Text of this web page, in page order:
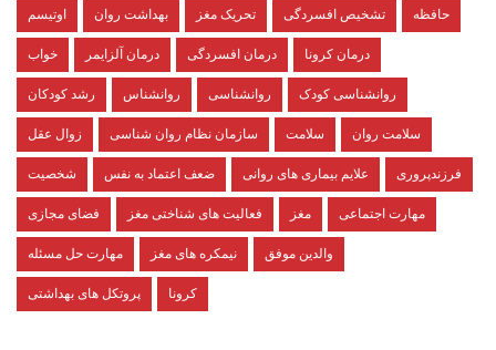
اوتیسم بهداشت روان تحریک مغز تشخیص افسردگی حافظه
خواب درمان آلزایمر درمان افسردگی درمان کرونا
رشد کودکان روانشناس روانشناسی روانشناسی کودک
زوال عقل سازمان نظام روان شناسی سلامت سلامت روان
شخصیت ضعف اعتماد به نفس علایم بیماری های روانی فرزندپروری
فضای مجازی فعالیت های شناختی مغز مغز مهارت اجتماعی
مهارت حل مسئله نیمکره های مغز والدین موفق
پروتکل های بهداشتی کرونا